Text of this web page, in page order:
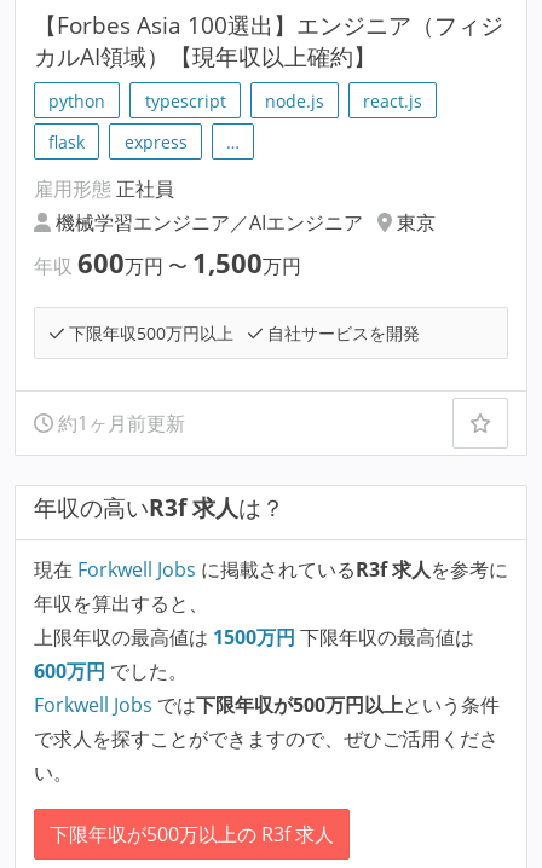
【Forbes Asia 100選出】エンジニア（フィジ
カルAI領域）【現年収以上確約】
python typescript node.js
react.js
flask
express …
雇用形態 正社員
機械学習エンジニア／AIエンジニア
東京
年収 600万円 〜 1,500万円
下限年収500万円以上 自社サービスを開発
約1ヶ月前更新
年収の高いR3f 求人は？
現在 Forkwell Jobs に掲載されているR3f 求人を参考に
年収を算出すると、
上限年収の最高値は 1500万円 下限年収の最高値は
600万円 でした。
Forkwell Jobs では下限年収が500万円以上という条件
で求人を探すことができますので、ぜひご活用くださ
い。
下限年収が500万以上の R3f 求人